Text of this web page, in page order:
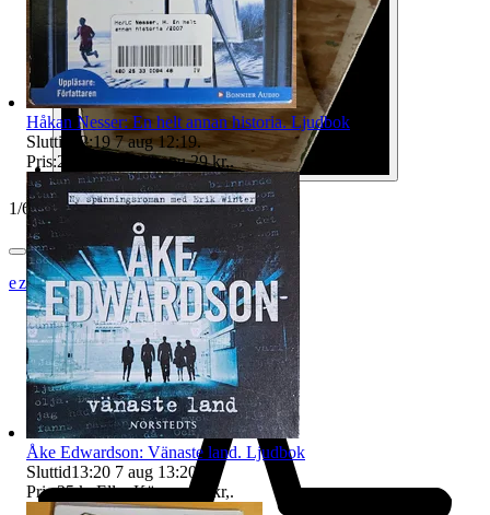
1/6
ezzz_ezzz
Håkan Nesser: En helt annan historia. Ljudbok
Sluttid
12:19 7 aug 12:19.
Pris:25 kr Eller Köp nu 29 kr,.
Åke Edwardson: Vänaste land. Ljudbok
Sluttid13:20 7 aug 13:20
Pris:25 kr,Eller Köp nu 29 kr,.